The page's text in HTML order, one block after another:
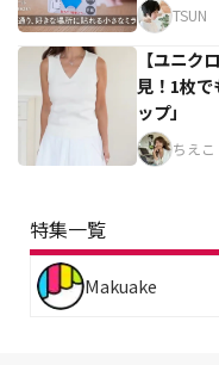
TSUN
【ユニク
見！1枚
ップ」
ちえこ
特集一覧
Makuake